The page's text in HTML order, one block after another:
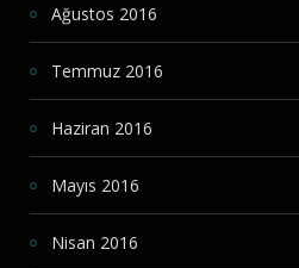
Ağustos 2016
Temmuz 2016
Haziran 2016
Mayıs 2016
Nisan 2016